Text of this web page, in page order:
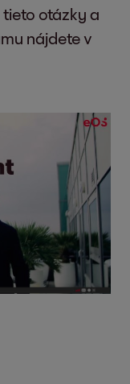
otázky a
nájdete v